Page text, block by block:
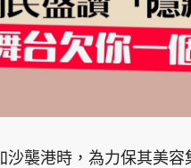
電腦廣場 星島頭條 星
沙襲港時，為力保其美